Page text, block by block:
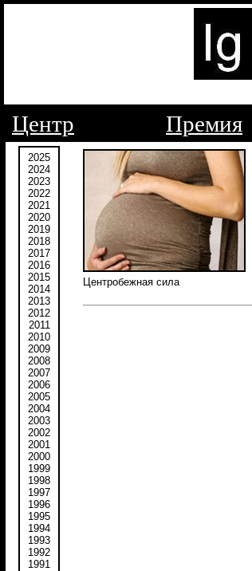
Центр Премия
2025
2024
2023
2022
2021
2020
2019
2018
2017
2016
2015
2014
2013
2012
2011
2010
2009
2008
2007
2006
2005
2004
2003
2002
2001
2000
1999
1998
1997
1996
1995
1994
1993
1992
1991
Центробежная сила